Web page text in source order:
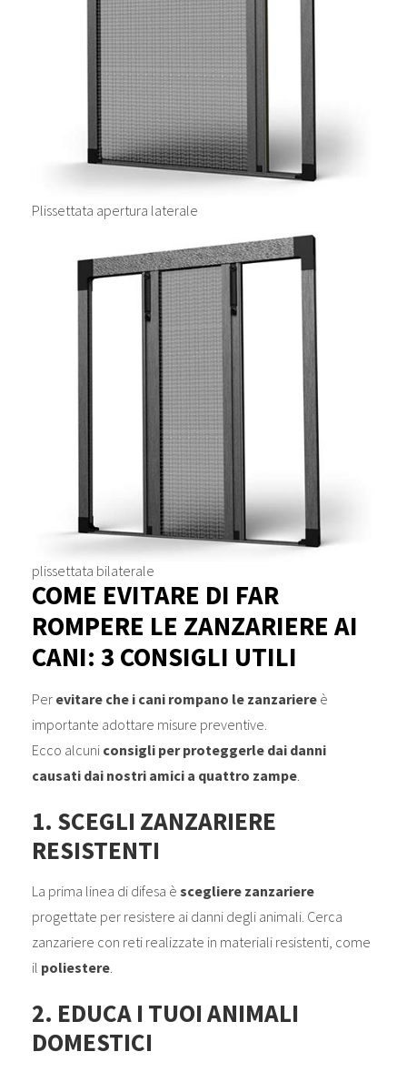
Plissettata apertura laterale
plissettata bilaterale
COME EVITARE DI FAR
ROMPERE LE ZANZARIERE AI
CANI: 3 CONSIGLI UTILI
Per evitare che i cani rompano le zanzariereè
importante adottare misure preventive.
Ecco alcuni consigli per proteggerle dai danni
causati dai nostri amici a quattro zampe.
1. SCEGLI ZANZARIERE
RESISTENTI
La prima linea di difesa è scegliere zanzariere
progettate per resistere ai danni degli animali. Cerca
zanzariere con reti realizzate in materiali resistenti, come
il poliestere.
2. EDUCA I TUOI ANIMALI
DOMESTICI